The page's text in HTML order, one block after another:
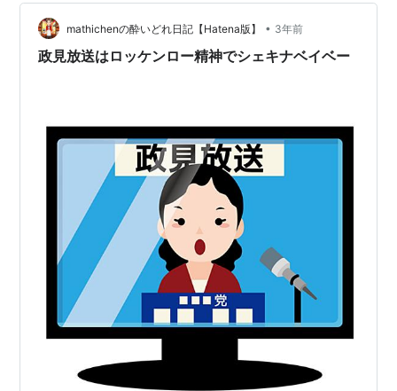
mathichenの酔いどれ日記【Hatena版】 • 3年前
政見放送はロッケンロー精神でシェキナベイベー